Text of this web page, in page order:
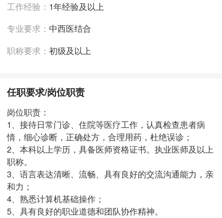
工作经验： 1年经验及以上
专业要求： 中西医结合
职称要求：初级及以上
任职要求/岗位职责
岗位职责：
1、接待日常门诊、住院等医疗工作，认真检查患者病
情，细心诊断，正确处方，合理用药，杜绝误诊；
2、本科以上学历，具备医师资格证书。执业医师及以上
职称。
3、语言表达清晰、流畅、具有良好的交流沟通能力，亲
和力；
4、熟悉计算机基础操作；
5、具有良好的职业道德和团队协作精神。